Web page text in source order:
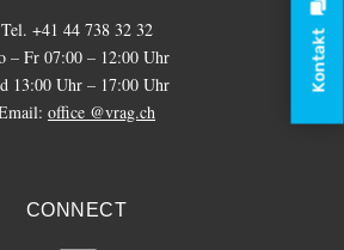
Tel. +41 44 738 32 32
– Fr 07:00 – 12:00 Uhr
13:00 Uhr – 17:00 Uhr
office @vrag.ch
CONNECT
Kontakt